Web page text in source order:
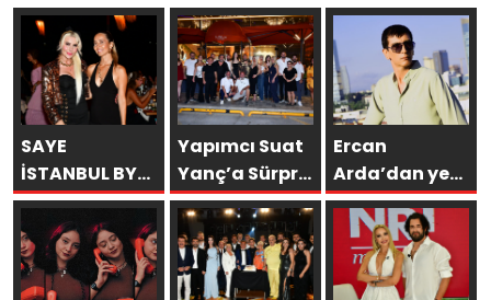
SAYE
İSTANBUL BY
ARAKİ
GÖRKEMLİ BİR
AÇILIŞLA
KAPILARINI
Yapımcı Suat
Yanç’a Sürpriz
Doğum Günü
Kutlaması!
Ercan
Arda’dan yeni
tekli… ‘Bu
sevda bitmez’